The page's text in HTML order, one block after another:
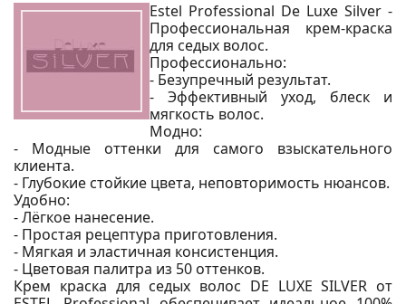
Estel Professional De Luxe Silver -
Профессиональная крем-краска
для седых волос.
Профессионально:
- Безупречный результат.
- Эффективный уход, блеск и
мягкость волос.
Модно:
- Модные оттенки для самого взыскательного
клиента.
- Глубокие стойкие цвета, неповторимость нюансов.
Удобно:
- Лёгкое нанесение.
- Простая рецептура приготовления.
- Мягкая и эластичная консистенция.
- Цветовая палитра из 50 оттенков.
Крем краска для седых волос DE LUXE SILVER от